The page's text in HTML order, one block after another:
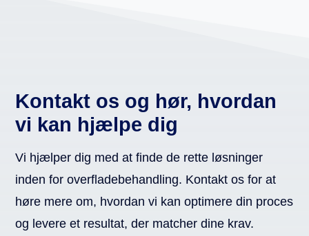
Kontakt os og hør, hvordan
vi kan hjælpe dig
Vi hjælper dig med at finde de rette løsninger
inden for overfladebehandling. Kontakt os for at
høre mere om, hvordan vi kan optimere din proces
og levere et resultat, der matcher dine krav.